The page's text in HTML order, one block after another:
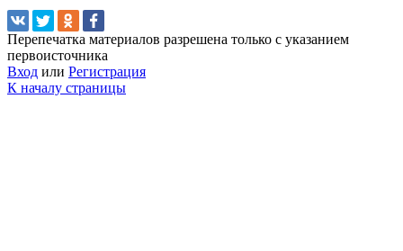
Перепечатка материалов разрешена только с указанием
первоисточника
Вход или Регистрация
К началу страницы